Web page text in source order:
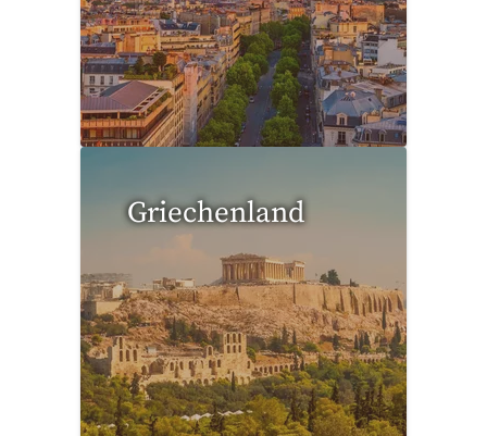
25 Reisen gefunden
Griechenland
1 Reise gefunden